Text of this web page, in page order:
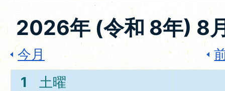
2026年 (令和 8年) 8
今月
1
土曜